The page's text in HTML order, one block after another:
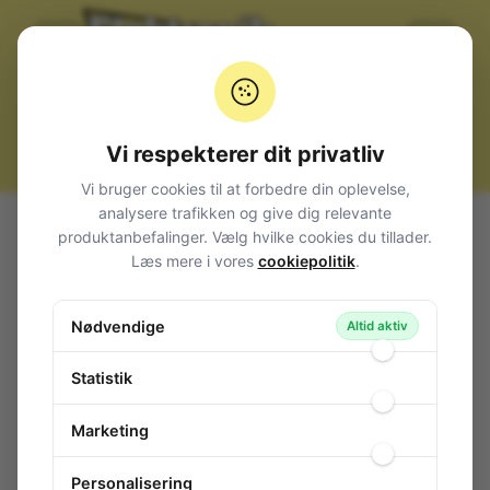
Alle produkter Loddeudstyr og loddetin
Tinsugere
TINSUGER_30W_AC_230V EU Stik
154-844 / TINSUGER_30W_AC
Vi respekterer dit privatliv
Vi bruger cookies til at forbedre din oplevelse,
analysere trafikken og give dig relevante
produktanbefalinger. Vælg hvilke cookies du tillader.
Læs mere i vores cookiepolitik.
Nødvendige Altid aktiv
Statistik
Marketing
Personalisering